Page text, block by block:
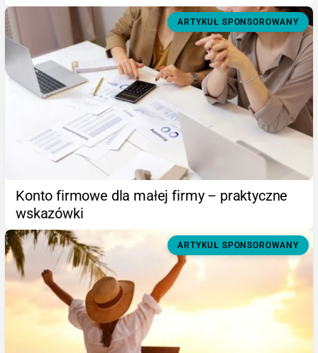
ARTYKUŁ SPONSOROWANY
Konto firmowe dla małej firmy – praktyczne
wskazówki
ARTYKUŁ SPONSOROWANY